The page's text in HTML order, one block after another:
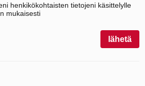
henkikökohtaisten tietojeni käsittelylle
mukaisesti
lähetä